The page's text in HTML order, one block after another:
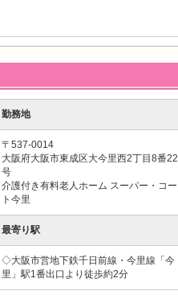
勤務地
〒537-0014
大阪府大阪市東成区大今里西2丁目8番22
号
介護付き有料老人ホーム スーパー・コー
ト今里
最寄り駅
◇大阪市営地下鉄千日前線・今里線「今
里」駅1番出口より徒歩約2分